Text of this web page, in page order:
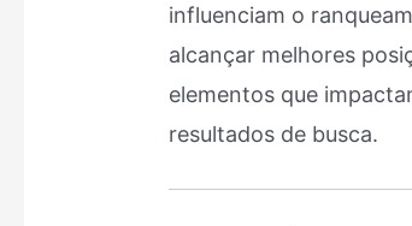
influenciam o
alcançar melhores
elementos que
resultados de busca.